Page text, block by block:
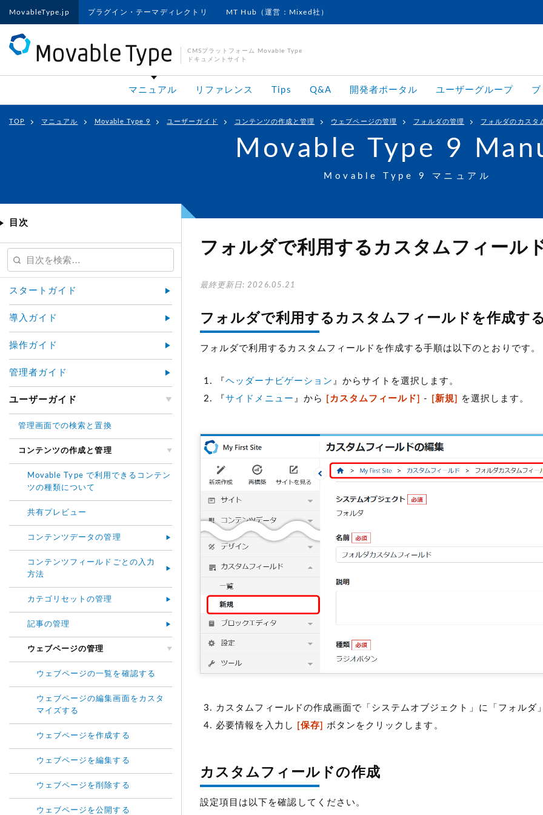
MovableType.jp プラグイン・テーマディレクトリ MT Hub（運営：Mixed社）
CMSプラットフォーム Movable Type
ドキュメントサイト
マニュアル リファレンス Tips Q&A 開発者ポータル ユーザーグループ
TOP マニュアル Movable Type 9 ユーザーガイド コンテンツの作成と管理 ウェブページの管理 フォルダの管理 フォルダのカスタ
Movable Type 9
Movable Type 9 マニュアル
フォルダで利用するカスタムフィール
最終更新日: 2026.05.21
フォルダで利用するカスタムフィールドを作成す
フォルダで利用するカスタムフィールドを作成する手順は以下のとおりです。
『ヘッダーナビゲーション 』からサイトを選択します。
『サイドメニュー 』から [カスタムフィールド] - [新規] を選択します。
カスタムフィールドの作成画面で「システムオブジェクト」に「フォルダ
必要情報を入力し
[保存] ボタンをクリックします。
カスタムフィールドの作成
設定項目は以下を確認してください。
目次
スタートガイド
導入ガイド
操作ガイド
管理者ガイド
ユーザーガイド
管理画面での検索と置換
コンテンツの作成と管理
Movable Type で利用できるコンテン
ツの種類について
共有プレビュー
コンテンツデータの管理
コンテンツフィールドごとの入力
方法
カテゴリセットの管理
記事の管理
ウェブページの管理
ウェブページの一覧を確認する
ウェブページの編集画面をカスタ
マイズする
ウェブページを作成する
ウェブページを編集する
ウェブページを削除する
ウェブページを公開する